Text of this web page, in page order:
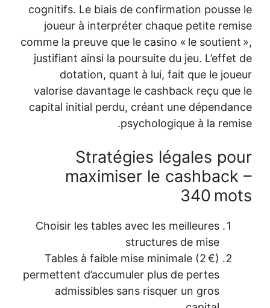
cognitifs. Le biais de
joueur à interpréter chaque
comme la preuve que le casino «
justifiant ainsi la poursuite du
dotation, quant à lui, fait
valorise davantage le
capital initial perdu, créant une
Stratégies
maximiser le
Choisir les tables avec les
structures
Tables à faible mise
permettent d’accumuler plus de
admissibles sans risquer